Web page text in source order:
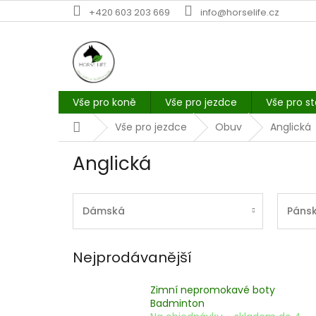
na
+420 603 203 669 info@horselife.cz
Vše pro koně Vše pro jezdce Vše pro
DomůVše pro jezdce Obuv Anglická
Anglická
Dámská
Nejprodávanější
Zimní nepromokavé boty
Badminton